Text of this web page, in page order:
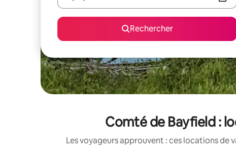
Rechercher
Comté de Bayfield :
Les voyageurs approuvent : ces locations